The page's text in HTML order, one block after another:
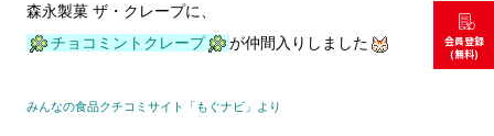
森永製菓 ザ・クレープに、
チョコミントクレープ
が仲間入りしました
みんなの食品クチコミサイト「もぐナビ」より
会員登録
(無料)